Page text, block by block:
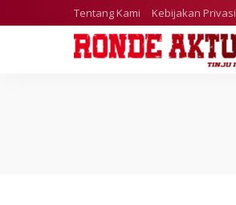
Tentang Kami Kebijakan Privasi